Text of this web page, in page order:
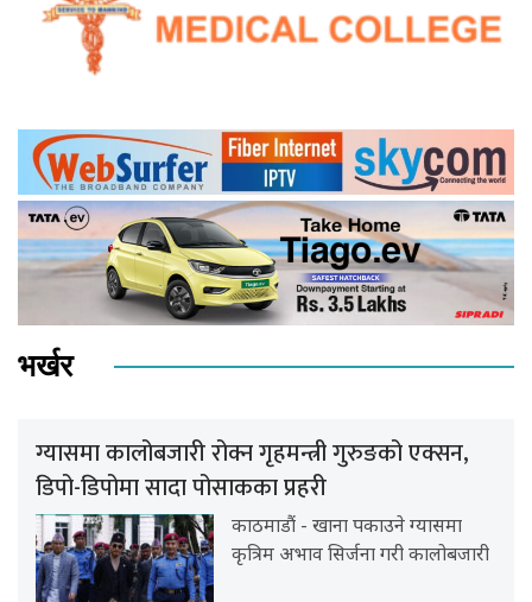
भर्खर
ग्यासमा कालोबजारी रोक्न गृहमन्त्री गुरुङको एक्सन,
डिपो-डिपोमा सादा पोसाकका प्रहरी
काठमाडौं - खाना पकाउने ग्यासमा
कृत्रिम अभाव सिर्जना गरी कालोबजारी